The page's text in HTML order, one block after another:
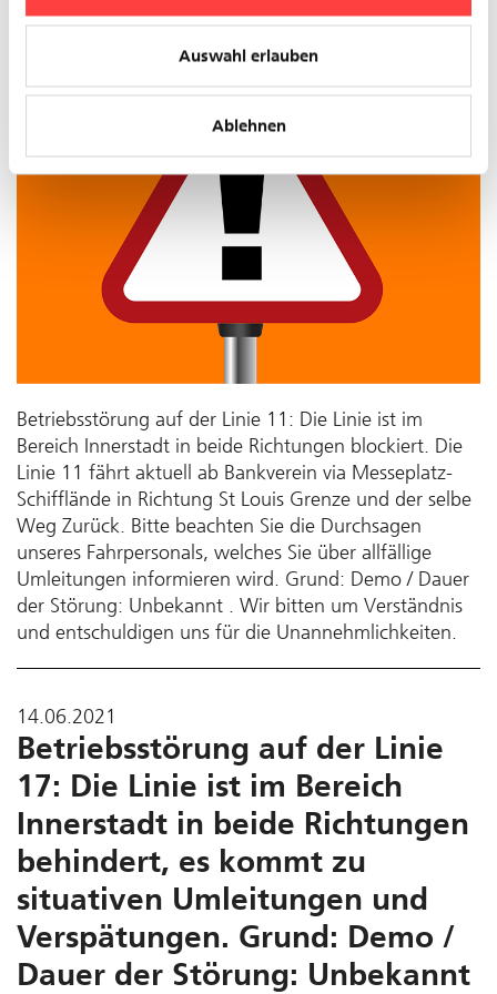
Auswahl erlauben
Ablehnen
Betriebsstörung auf der Linie 11: Die Linie ist im
Bereich Innerstadt in beide Richtungen blockiert. Die
Linie 11 fährt aktuell ab Bankverein via Messeplatz-
Schifflände in Richtung St Louis Grenze und der selbe
Weg Zurück. Bitte beachten Sie die Durchsagen
unseres Fahrpersonals, welches Sie über allfällige
Umleitungen informieren wird. Grund: Demo / Dauer
der Störung: Unbekannt . Wir bitten um Verständnis
und entschuldigen uns für die Unannehmlichkeiten.
14.06.2021
Betriebsstörung auf der Linie
17: Die Linie ist im Bereich
Innerstadt in beide Richtungen
behindert, es kommt zu
situativen Umleitungen und
Verspätungen. Grund: Demo /
Dauer der Störung: Unbekannt